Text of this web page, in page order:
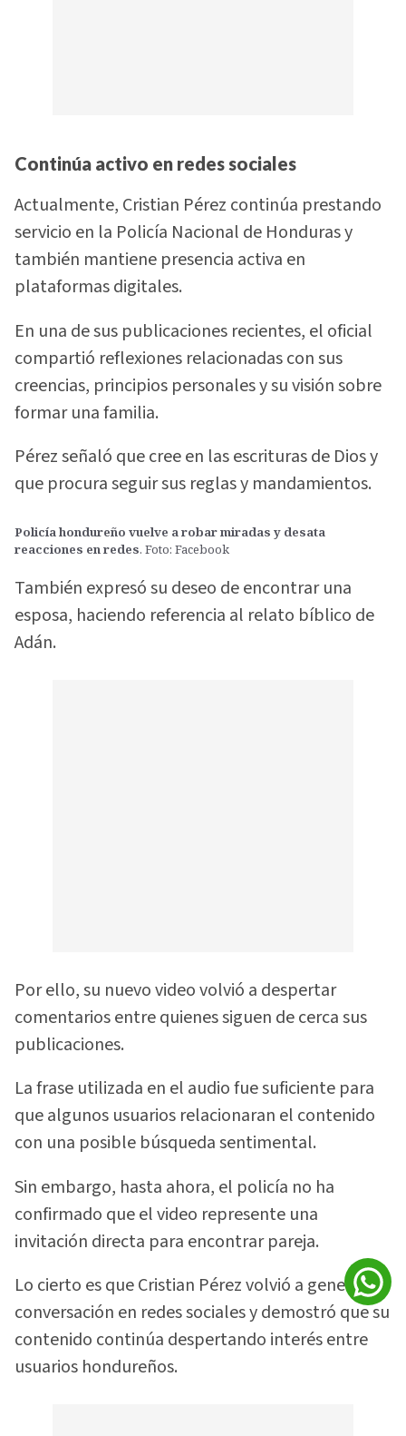
Continúa activo en redes sociales
Actualmente, Cristian Pérez continúa prestando
servicio en la Policía Nacional de Honduras y
también mantiene presencia activa en
plataformas digitales.
En una de sus publicaciones recientes, el oficial
compartió reflexiones relacionadas con sus
creencias, principios personales y su visión sobre
formar una familia.
Pérez señaló que cree en las escrituras de Dios y
que procura seguir sus reglas y mandamientos.
Policía hondureño vuelve a robar miradas y desata
reacciones en redes. Foto: Facebook
También expresó su deseo de encontrar una
esposa, haciendo referencia al relato bíblico de
Adán.
Por ello, su nuevo video volvió a despertar
comentarios entre quienes siguen de cerca sus
publicaciones.
La frase utilizada en el audio fue suficiente para
que algunos usuarios relacionaran el contenido
con una posible búsqueda sentimental.
Sin embargo, hasta ahora, el policía no ha
confirmado que el video represente una
invitación directa para encontrar pareja.
Lo cierto es que Cristian Pérez volvió a generar
conversación en redes sociales y demostró que su
contenido continúa despertando interés entre
usuarios hondureños.